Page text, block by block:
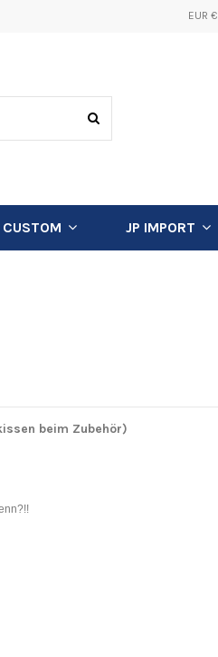
EUR €
CUSTOM JP IMPORT
beim Zubehör)